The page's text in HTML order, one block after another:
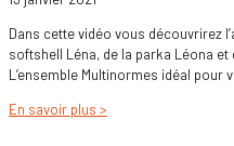
Dans cette vidéo vous découvrirez
softshell Léna, de la parka Léona et
L’ensemble Multinormes idéal pour
En savoir plus >